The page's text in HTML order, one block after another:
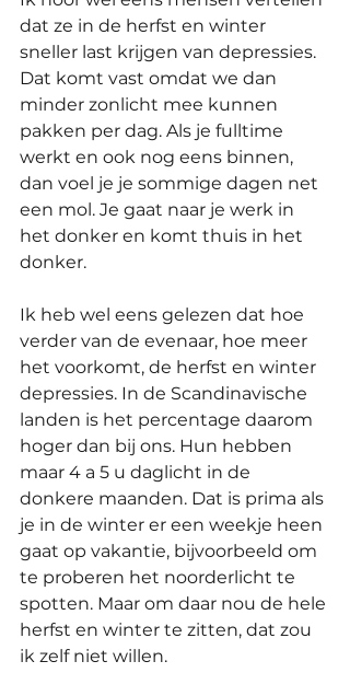
dat ze in de herfst en winter
sneller last krijgen van depressies.
Dat komt vast omdat we dan
minder zonlicht mee kunnen
pakken per dag. Als je fulltime
werkt en ook nog eens binnen,
dan voel je je sommige dagen net
een mol. Je gaat naar je werk in
het donker en komt thuis in het
donker.
Ik heb wel eens gelezen dat hoe
verder van de evenaar, hoe meer
het voorkomt, de herfst en winter
depressies. In de Scandinavische
landen is het percentage daarom
hoger dan bij ons. Hun hebben
maar 4 a 5 u daglicht in de
donkere maanden. Dat is prima als
je in de winter er een weekje heen
gaat op vakantie, bijvoorbeeld om
te proberen het noorderlicht te
spotten. Maar om daar nou de hele
herfst en winter te zitten, dat zou
ik zelf niet willen.